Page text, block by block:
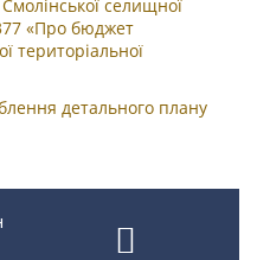
селищної
«Про бюджет
територіальної
детального плану